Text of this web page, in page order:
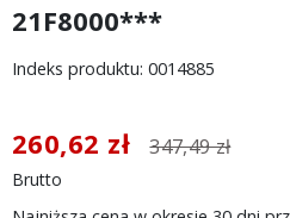
21F8000***
Indeks produktu: 0014885
260,62 zł 347,49 zł
Brutto